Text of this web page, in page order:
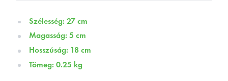
Szélesség: 27 cm
Magasság: 5 cm
Hosszúság: 18 cm
Tömeg: 0.25 kg